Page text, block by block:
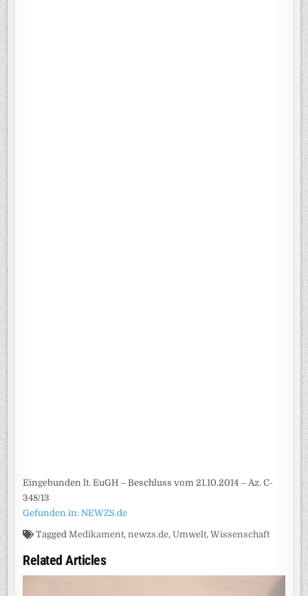
Eingebunden lt. EuGH – Beschluss vom 21.10.2014 – Az. C-
348/13
Gefunden in: NEWZS.de
TaggedMedikament,newzs.de,Umwelt,Wissenschaft
Related Articles